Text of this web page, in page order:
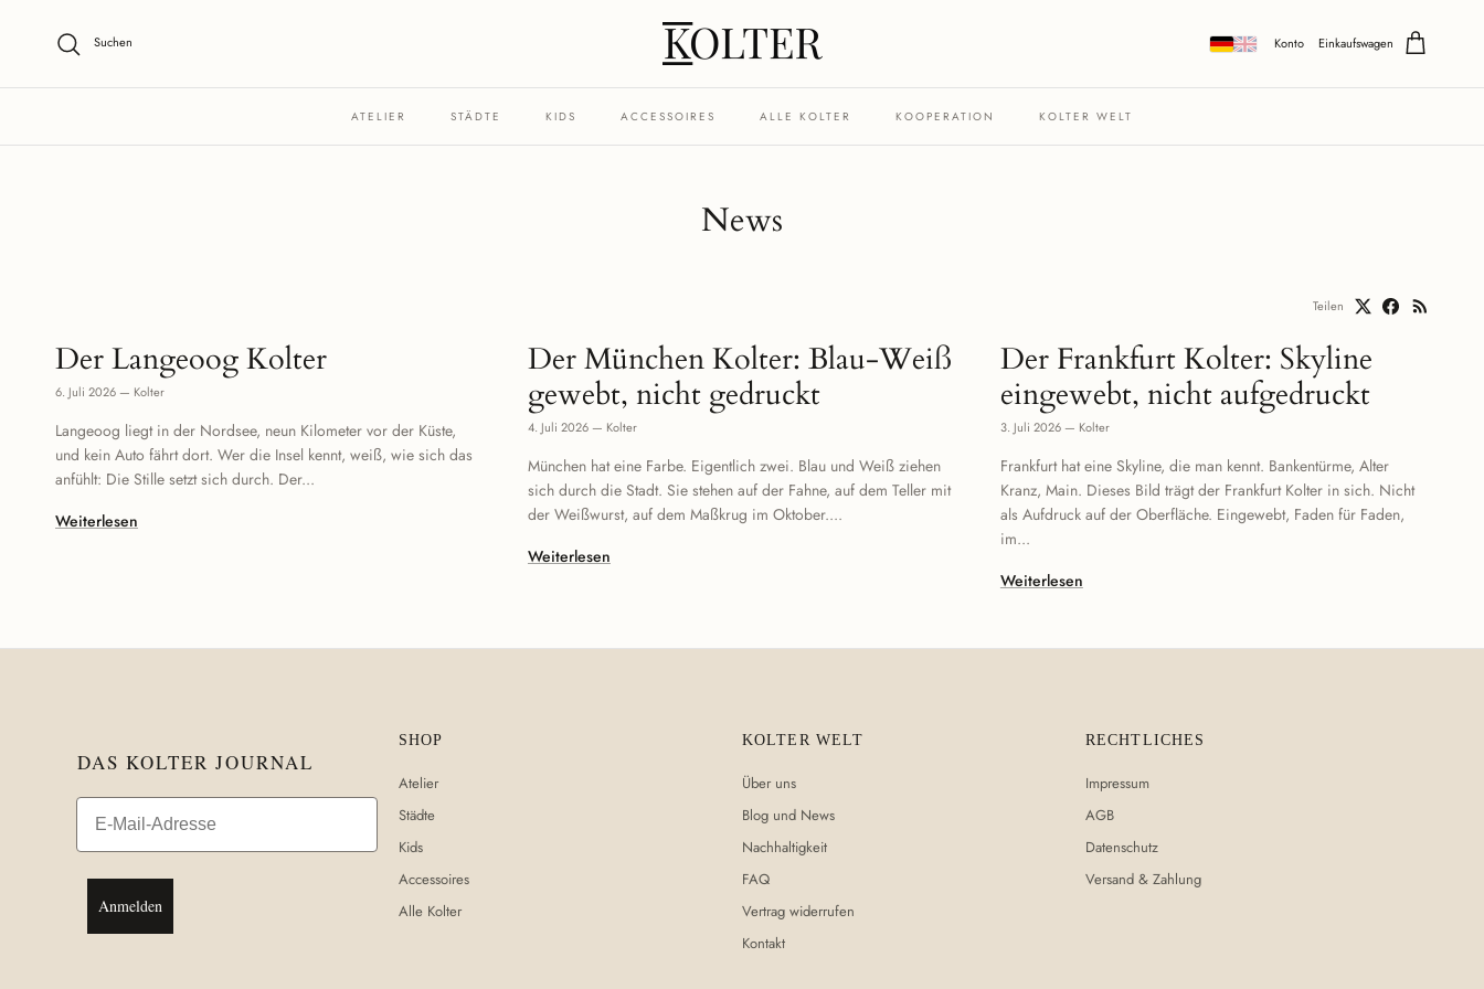
Suchen Konto Einkaufswagen
ATELIER STÄDTE KIDS ACCESSOIRES ALLE KOLTER KOOPERATION KOLTER WELT
News
Teilen
Der Langeoog Kolter
6. Juli 2026— Kolter
Langeoog liegt in der Nordsee, neun Kilometer vor der Küste,
und kein Auto fährt dort. Wer die Insel kennt, weiß, wie sich das
anfühlt: Die Stille setzt sich durch. Der...
Weiterlesen
Der München Kolter: Blau-Weiß
gewebt, nicht gedruckt
4. Juli 2026— Kolter
München hat eine Farbe. Eigentlich zwei. Blau und Weiß ziehen
sich durch die Stadt. Sie stehen auf der Fahne, auf dem Teller mit
der Weißwurst, auf dem Maßkrug im Oktober....
Weiterlesen
Der Frankfurt Kolter: Skyline
eingewebt, nicht aufgedruckt
3. Juli 2026— Kolter
Frankfurt hat eine Skyline, die man kennt. Bankentürme, Alter
Kranz, Main. Dieses Bild trägt der Frankfurt Kolter in sich. Nicht
als Aufdruck auf der Oberfläche. Eingewebt, Faden für Faden,
im...
Weiterlesen
DAS KOLTER JOURNAL
Email
Anmelden
SHOP
Atelier
Städte
Kids
Accessoires
Alle Kolter
KOLTER WELT
Über uns
Blog und News
Nachhaltigkeit
FAQ
Vertrag widerrufen
Kontakt
RECHTLICHES
Impressum
AGB
Datenschutz
Versand & Zahlung